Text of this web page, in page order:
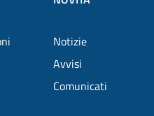
Notizie
Avvisi
Comunicati